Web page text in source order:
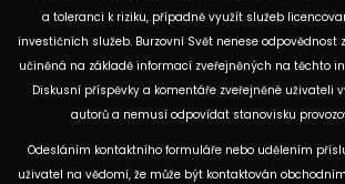
a toleranci k riziku, případně využít služeb
investičních služeb. Burzovní Svět nenese
učiněná na základě informací zveřejněných na těchto
Diskusní příspěvky a komentáře zveřejněné uživateli
autorů a nemusí odpovídat stanovisku
Odesláním kontaktního formuláře nebo udělením
uživatel na vědomí, že může být kontaktován